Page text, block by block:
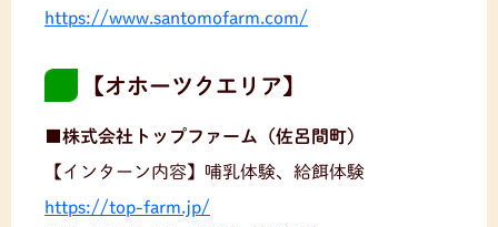
https://www.santomofarm.com/
【オホーツクエリア】
■株式会社トップファーム（佐呂間町）
【インターン内容】哺乳体験、給餌体験
https://top-farm.jp/